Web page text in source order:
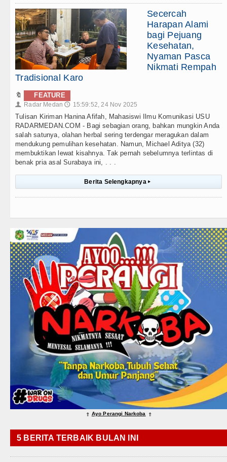
Secercah
Harapan Alami
bagi Pejuang
Kesehatan,
Nyaman Pasca
Nikmati Rempah
Tradisional Karo
🔖 FEATURE
👤 Radar Medan 🕔 15:59:52, 24 Nov 2025
Tulisan Kiriman Hanina Afifah, Mahasiswi Ilmu Komunikasi USU
RADARMEDAN.COM - Bagi sebagian orang, bahkan mungkin Anda
salah satunya, olahan herbal sering terdengar meragukan dalam
mendukung pemulihan kesehatan. Namun, Michael Aditya (32)
membuktikan lewat kisahnya. Tak pernah sebelumnya terlintas di
benak pria asal Surabaya ini, . . .
Berita Selengkapnya ▸
⇑ Ayo Perangi Narkoba ⇑
5 BERITA TERBAIK BULAN INI